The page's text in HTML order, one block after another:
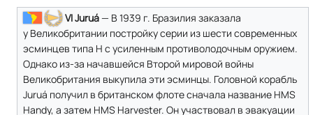
VI Juruá— В 1939 г. Бразилия заказала
у Великобритании постройку серии из шести современных
эсминцев типа H с усиленным противолодочным оружием.
Однако из-за начавшейся Второй мировой войны
Великобритания выкупила эти эсминцы. Головной корабль
Juruá получил в британском флоте сначала название HMS
Handy, а затем HMS Harvester. Он участвовал в эвакуации